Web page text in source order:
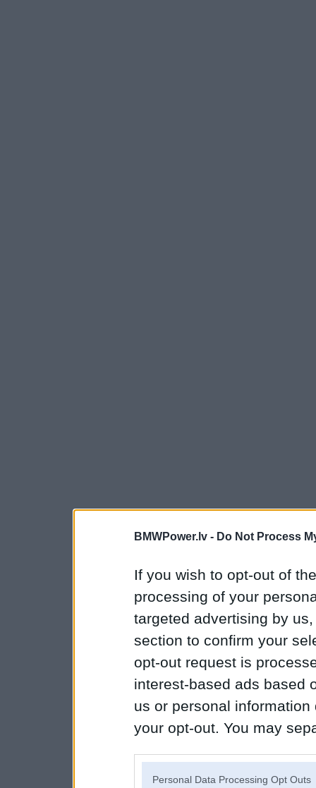
BMWPower.lv - Do Not Process
If you wish to opt-out of
processing of your
targeted advertising by
section to confirm your
opt-out request is
interest-based ads based
us or personal
your opt-out. You may
Personal Data Processing Opt Outs